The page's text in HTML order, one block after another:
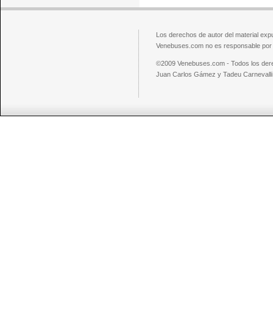
Los derechos de autor del material
Venebuses.com no es responsable
©2009 Venebuses.com - Todos los
Juan Carlos Gámez y Tadeu Carnevalli